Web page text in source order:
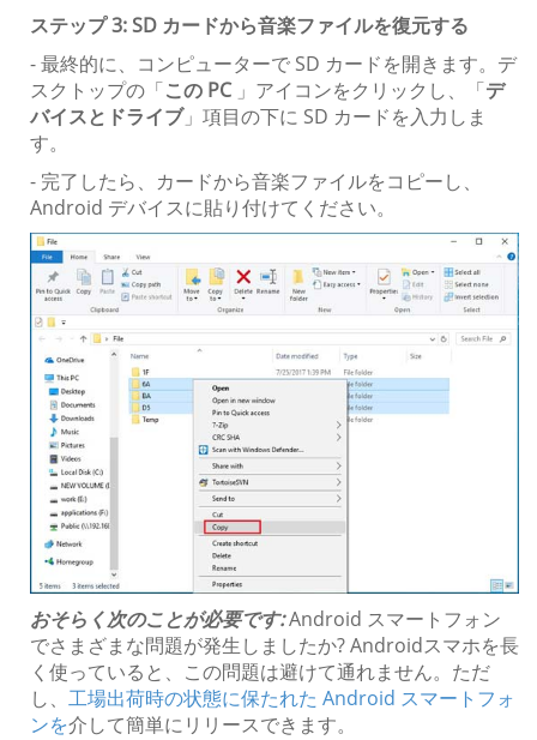
ステップ 3: SD カードから音楽ファイルを復元する
- 最終的に、コンピューターで SD カードを開きます。デ
スクトップの「この PC」アイコンをクリックし、「デ
バイスとドライブ」項目の下に SD カードを入力しま
す。
- 完了したら、カードから音楽ファイルをコピーし、
Android デバイスに貼り付けてください。
おそらく次のことが必要です:Android スマートフォン
でさまざまな問題が発生しましたか? Androidスマホを長
く使っていると、この問題は避けて通れません。ただ
し、 工場出荷時の状態に保たれた Android スマートフォ
ンを介して簡単にリリースできます。